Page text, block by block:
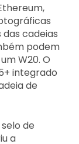
das cadeias
podem
W20. O
integrado
de
de
a